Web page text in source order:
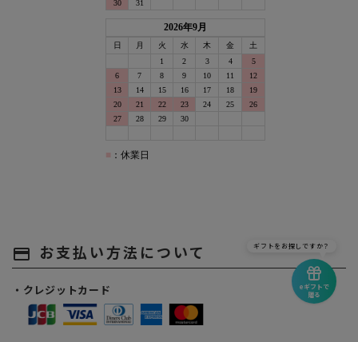
payment お支払い方法について
・クレジットカード
eギフトで
贈る
ギフトをお探しですか？